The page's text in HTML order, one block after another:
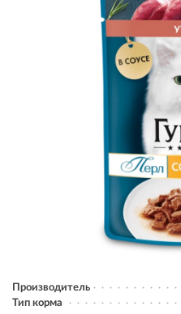
Производитель
Тип корма